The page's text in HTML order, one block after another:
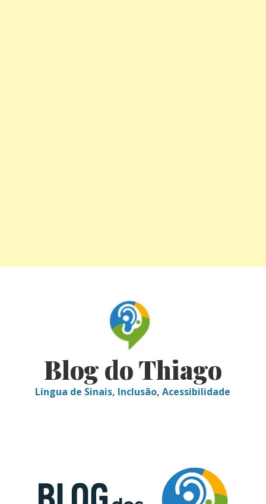
Blog do Thiago
Língua de Sinais, Inclusão, Acessibilidade